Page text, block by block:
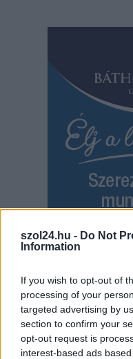
szol24.hu - Do Not
Information
If you wish to opt-out of
processing of your
targeted advertising by
section to confirm your
opt-out request is
interest-based ads
Adja meg keresztnevét:
meg e-mail címét:
Megismertem és